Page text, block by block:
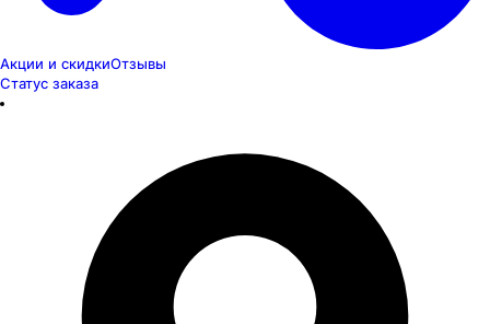
Акции и скидкиОтзывы
Статус заказа